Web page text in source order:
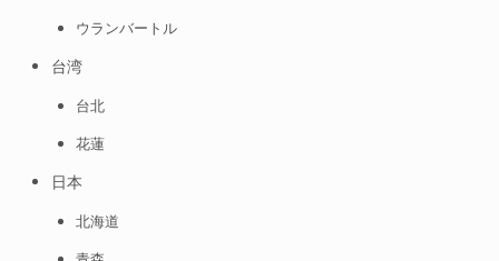
ウランバートル
台湾
台北
花蓮
日本
北海道